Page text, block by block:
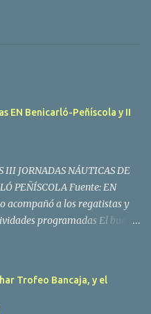
EN Benicarló-Peñíscola y II
III JORNADAS NÁUTICAS DE
PEÑÍSCOLA Fuente: EN
acompañó a los regatistas y
programadas El buen
armador José Mª Villes fue
en la que tomaron parte un
Trofeo Bancaja, y el